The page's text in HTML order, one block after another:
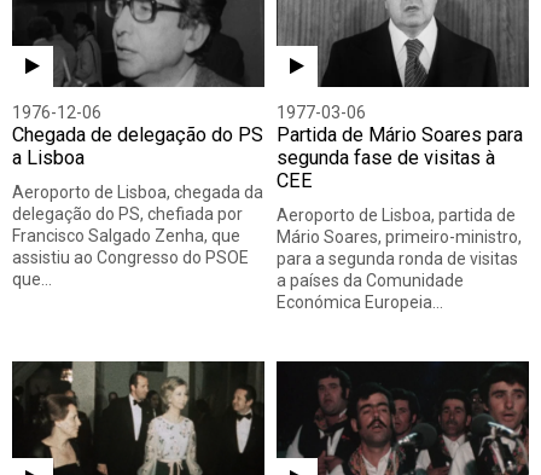
1976-12-06
Chegada de delegação do PS
a Lisboa
Aeroporto de Lisboa, chegada da
delegação do PS, chefiada por
Francisco Salgado Zenha, que
assistiu ao Congresso do PSOE
que…
1977-03-06
Partida de Mário Soares para
segunda fase de visitas à
CEE
Aeroporto de Lisboa, partida de
Mário Soares, primeiro-ministro,
para a segunda ronda de visitas
a países da Comunidade
Económica Europeia…